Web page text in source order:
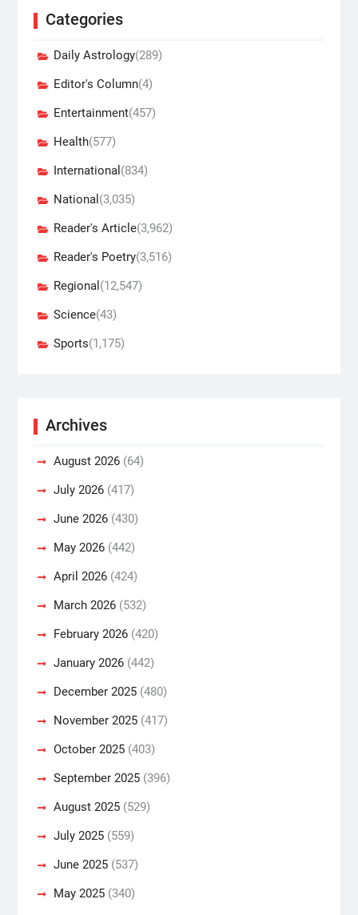
Categories
Daily Astrology(289)
Editor's Column(4)
Entertainment(457)
Health(577)
International (834)
National (3,035)
Reader's Article(3,962)
Reader's Poetry(3,516)
Regional (12,547)
Science(43)
Sports(1,175)
Archives
August 2026(64)
July 2026(417)
June 2026(430)
May 2026(442)
April 2026(424)
March 2026(532)
February 2026(420)
January 2026(442)
December 2025(480)
November 2025(417)
October 2025(403)
September 2025(396)
August 2025(529)
July 2025(559)
June 2025(537)
May 2025(340)